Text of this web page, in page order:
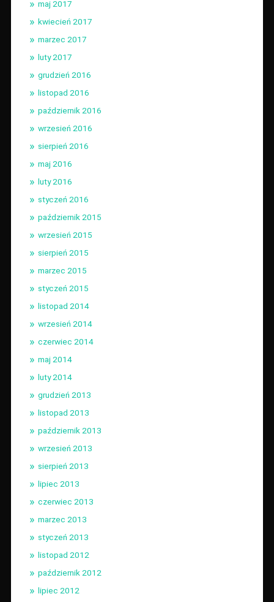
maj 2017
kwiecień 2017
marzec 2017
luty 2017
grudzień 2016
listopad 2016
październik 2016
wrzesień 2016
sierpień 2016
maj 2016
luty 2016
styczeń 2016
październik 2015
wrzesień 2015
sierpień 2015
marzec 2015
styczeń 2015
listopad 2014
wrzesień 2014
czerwiec 2014
maj 2014
luty 2014
grudzień 2013
listopad 2013
październik 2013
wrzesień 2013
sierpień 2013
lipiec 2013
czerwiec 2013
marzec 2013
styczeń 2013
listopad 2012
październik 2012
lipiec 2012